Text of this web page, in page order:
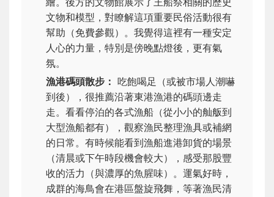
文物和模型，對瞭解這項重要民俗活動很有
幫助（免費參觀）。我覺得這裡有一種安定
人心的力量，特別是傍晚點燈後，更有氣
氛。
漁港碼頭散步： 吃飽喝足（或被市場人潮嚇
到後），很推薦沿著東港漁港的碼頭邊走
走。看看停泊的各式漁船（從小小的舢舨到
大型漁船都有），觀察漁民整理漁具或補網
的日常。有時候能看到漁船進港卸貨的場景
（清晨或下午時段機會較大），感受那股豐
收的活力（與濃厚的魚腥味）。運氣好時，
成群的海鳥會在港區盤旋飛舞，等著漁民清